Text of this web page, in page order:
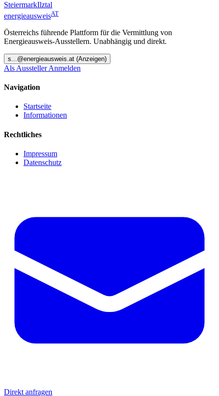
SteiermarkIlztal
energieausweisAT
Österreichs führende Plattform für die Vermittlung von
Energieausweis-Ausstellern. Unabhängig und direkt.
s ...@energieausweis.at (Anzeigen)
Als Aussteller Anmelden
Navigation
Startseite
Informationen
Rechtliches
Impressum
Datenschutz
Direkt anfragen